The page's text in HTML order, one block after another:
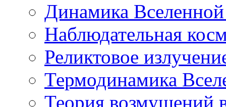
Динамика
Наблюдательная
Реликтовое
Термодинамика
Теория возмущений